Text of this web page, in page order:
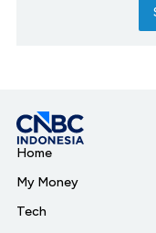
Home
My Money
Tech